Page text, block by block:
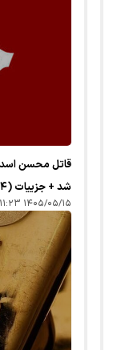
قاتل محسن
شد + جزییات (۱۴ مرداد ۱۴۰۵)
۱۴۰۵/۰۵/۱۵ ۱۱:۲۳